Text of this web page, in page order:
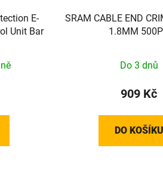
E-
Unit Bar
SRAM CABLE END
1.8MM
Do 3 dnů
909 Kč
DO KOŠÍKU